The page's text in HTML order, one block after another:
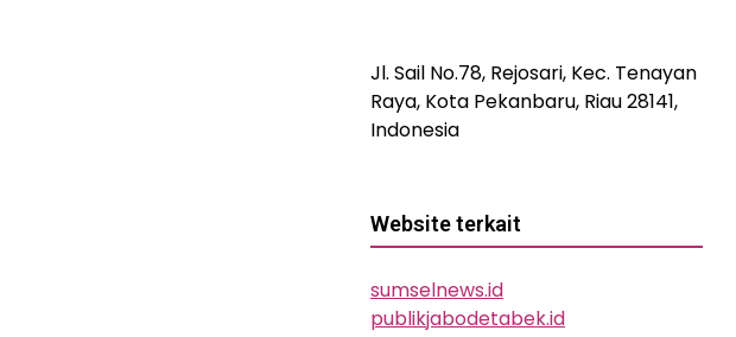
Jl. Sail No.78, Rejosari, Kec. Tenayan
Raya, Kota Pekanbaru, Riau 28141,
Indonesia
Website terkait
sumselnews.id
publikjabodetabek.id